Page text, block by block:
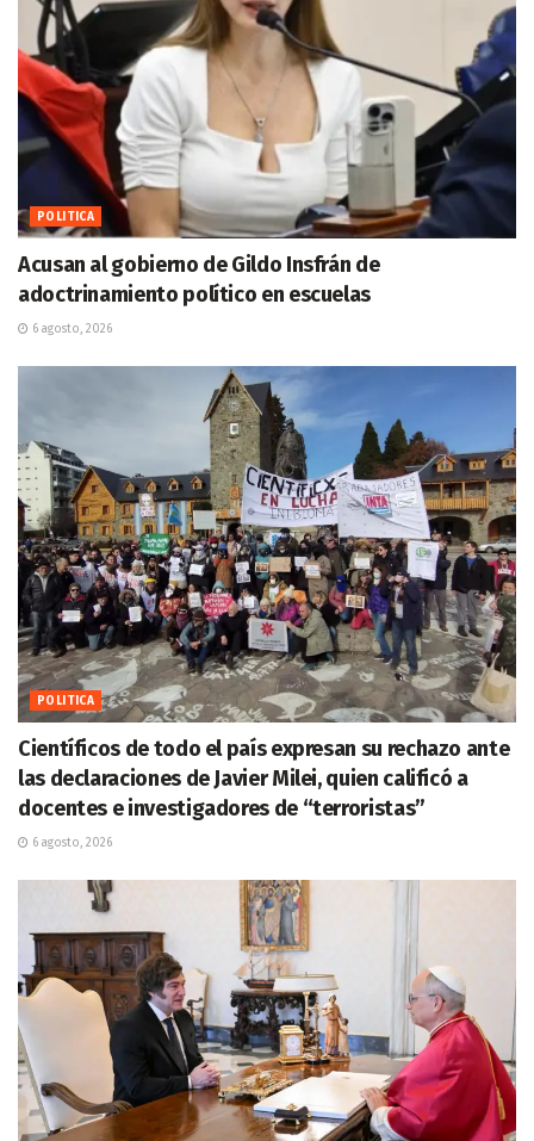
POLITICA
Acusan al gobierno de Gildo Insfrán de
adoctrinamiento político en escuelas
6 agosto, 2026
POLITICA
Científicos de todo el país expresan su rechazo ante
las declaraciones de Javier Milei, quien calificó a
docentes e investigadores de “terroristas”
6 agosto, 2026